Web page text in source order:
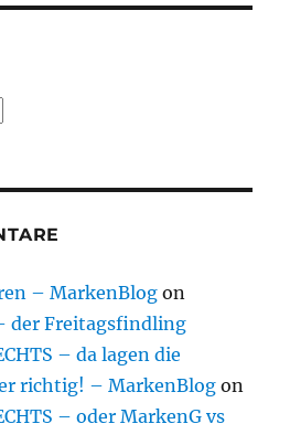
– MarkenBlog on
der Freitagsfindling
– da lagen die
richtig! – MarkenBlog on
– oder MarkenG vs